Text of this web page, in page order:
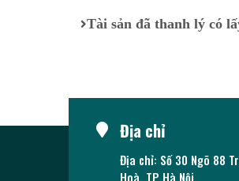
Tài sản đã thanh lý có
Địa chỉ
Địa chỉ: Số 30 Ngõ 88
Hoà, TP Hà Nội